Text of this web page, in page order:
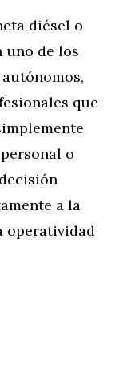
diésel o
uno de los
que
o
a la
operatividad